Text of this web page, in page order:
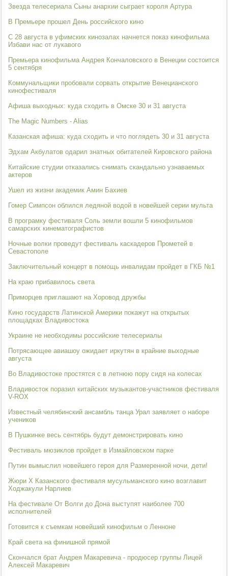
Звезда телесериала Сыны анархии сыграет короля Артура
В Премьере прошел День российского кино
С 28 августа в уфимских кинозалах начнется показ кинофильма
Избави нас от лукавого
Премьера кинофильма Андрея Кончаловского в Венеции состоится
5 сентября
Коммунальщики пробовали сорвать открытие Венецианского
кинофестиваля
Афиша выходных: куда сходить в Омске 30 и 31 августа
The Magic Numbers - Alias
Казанская афиша: куда сходить и что поглядеть 30 и 31 августа
Эдхам Акбулатов одарил знатных обитателей Кировского района
Китайские студии отказались снимать скандально узнаваемых
актеров
Ушел из жизни академик Амин Бахиев
Гомер Симпсон облился ледяной водой в новейшей серии мульта
В програмку фестиваля Соль земли вошли 5 кинофильмов
самарских кинематографистов
Ночные волки проведут фестиваль каскадеров Прометей в
Севастополе
Заключительный концерт в помощь инвалидам пройдет в ГКБ №1
На краю прибавилось света
Приморцев приглашают на Хоровод дружбы
Кино государств Латинской Америки покажут на открытых
площадках Владивостока
Украине не необходимы российские телесериалы
Потрясающее авиашоу ожидает иркутян в крайние выходные
августа
Во Владивостоке простятся с в летнюю пору сидя на колесах
Владивосток поразил китайских музыкантов-участников фестиваля
V-ROX
Известный челябинский ансамбль танца Урал заявляет о наборе
учеников
В Пушкинке весь сентябрь будут демонстрировать кино
Фестиваль мюзиклов пройдет в Измайловском парке
Путин вымыслил новейшего героя для Размеренной ночи, дети!
Жюри X Казанского фестиваля мусульманского кино возглавит
Ходжакули Нарлиев
На фестивале От Волги до Дона выступят наиболее 700
исполнителей
Готовится к съемкам новейший кинофильм о Ленноне
Край света на финишной прямой
Скончался брат Андрея Макаревича - продюсер группы Лицей
Алексей Макаревич